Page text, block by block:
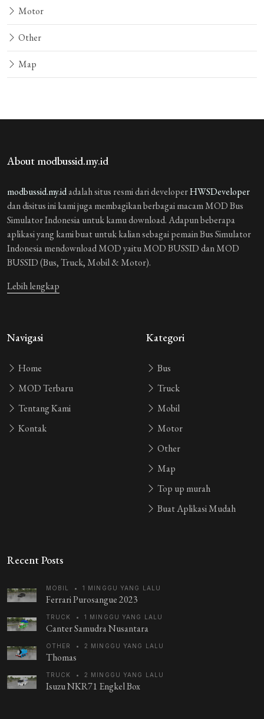
Motor
Other
Map
About modbussid.my.id
modbussid.my.idadalah situs resmi dari developerHWSDeveloper
dan disitus ini kami juga membagikan berbagai macam MOD Bus
Simulator Indonesia untuk kamu download. Adapun beberapa
aplikasi yang kami buat untuk kalian sebagai pemain Bus Simulator
Indonesia mendownload MOD yaitu MOD BUSSID dan MOD
BUSSID (Bus, Truck, Mobil & Motor).
Lebih lengkap
Navigasi
Home
MOD Terbaru
Tentang Kami
Kontak
Kategori
Bus
Truck
Mobil
Motor
Other
Map
Top up murah
Buat Aplikasi Mudah
Recent Posts
MOBIL • 1 MINGGU YANG LALU
Ferrari Purosangue 2023
TRUCK • 1 MINGGU YANG LALU
Canter Samudra Nusantara
OTHER • 2 MINGGU YANG LALU
Thomas
TRUCK • 2 MINGGU YANG LALU
Isuzu NKR71 Engkel Box